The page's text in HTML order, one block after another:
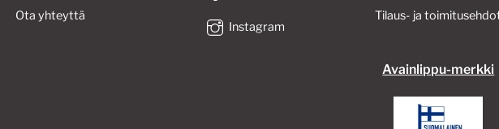
Ota yhteyttä
Instagram
Tilaus- ja
Avainlippu-merkki